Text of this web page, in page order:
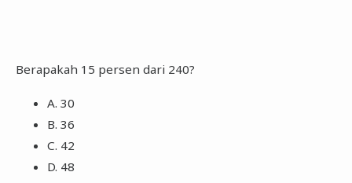
Berapakah 15 persen dari 240?
A. 30
B. 36
C. 42
D. 48